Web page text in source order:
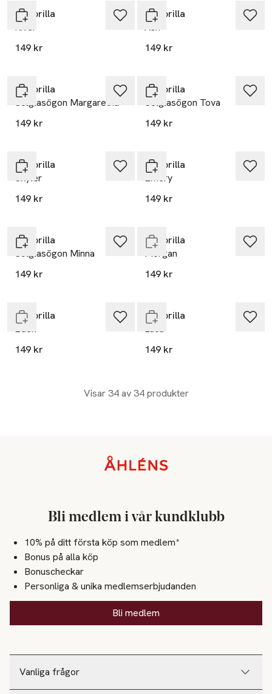
Minibrilla
River
149 kr
Minibrilla
Ash
149 kr
Minibrilla
Solglasögon Margaretha
149 kr
Minibrilla
Solglasögon Tova
149 kr
Minibrilla
Skyler
149 kr
Minibrilla
Emery
149 kr
Minibrilla
Solglasögon Minna
149 kr
Minibrilla
Morgan
149 kr
Minibrilla
Eden
149 kr
Minibrilla
Luca
149 kr
Visar 34 av 34 produkter
Vanliga frågor
Bli medlem i vår kundklubb
10% på ditt första köp som medlem*
Bonus på alla köp
Bonuscheckar
Personliga & unika medlemserbjudanden
Bli medlem